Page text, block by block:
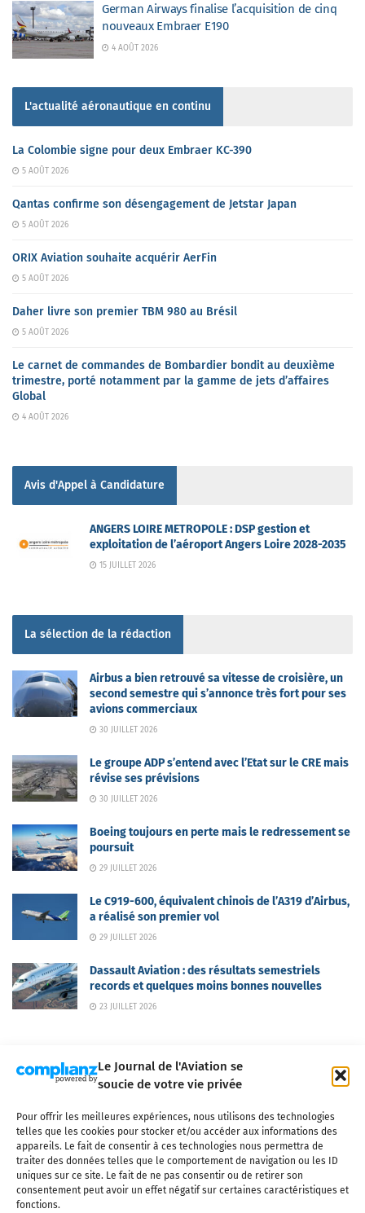
Le Journal de l'Aviation se
soucie de votre vie privée
Pour offrir les meilleures expériences, nous utilisons des technologies
telles que les cookies pour stocker et/ou accéder aux informations des
appareils. Le fait de consentir à ces technologies nous permettra de
traiter des données telles que le comportement de navigation ou les ID
uniques sur ce site. Le fait de ne pas consentir ou de retirer son
consentement peut avoir un effet négatif sur certaines caractéristiques et
fonctions.
German Airways finalise l’acquisition de cinq
nouveaux Embraer E190
4 AOÛT 2026
L'actualité aéronautique en continu
La Colombie signe pour deux Embraer KC-390
5 AOÛT 2026
Qantas confirme son désengagement de Jetstar Japan
5 AOÛT 2026
ORIX Aviation souhaite acquérir AerFin
5 AOÛT 2026
Daher livre son premier TBM 980 au Brésil
5 AOÛT 2026
Le carnet de commandes de Bombardier bondit au deuxième
trimestre, porté notamment par la gamme de jets d’affaires
Global
4 AOÛT 2026
Avis d'Appel à Candidature
ANGERS LOIRE METROPOLE : DSP gestion et
exploitation de l’aéroport Angers Loire 2028-2035
15 JUILLET 2026
La sélection de la rédaction
Airbus a bien retrouvé sa vitesse de croisière, un
second semestre qui s’annonce très fort pour ses
avions commerciaux
30 JUILLET 2026
Le groupe ADP s’entend avec l’Etat sur le CRE mais
révise ses prévisions
30 JUILLET 2026
Boeing toujours en perte mais le redressement se
poursuit
29 JUILLET 2026
Le C919-600, équivalent chinois de l’A319 d’Airbus,
a réalisé son premier vol
29 JUILLET 2026
Dassault Aviation : des résultats semestriels
records et quelques moins bonnes nouvelles
23 JUILLET 2026
Qui sommes-nous ? Nous contacter
Partenaires
Mentions légales
CGV Politique de confidentialité Cookies